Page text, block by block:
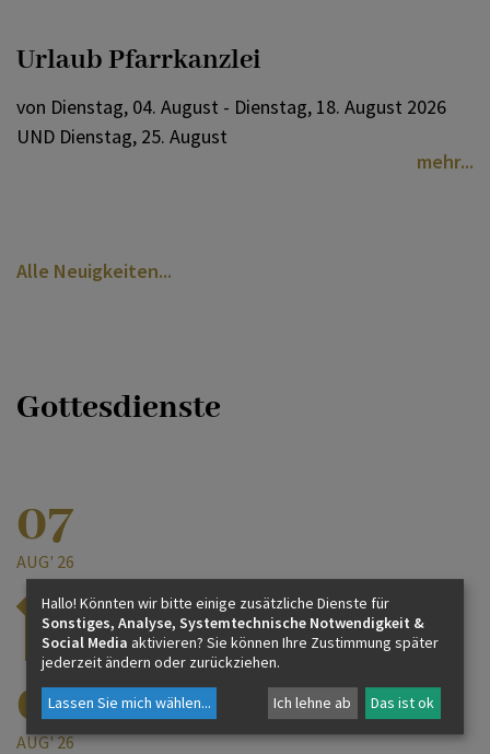
Urlaub Pfarrkanzlei
von Dienstag, 04. August - Dienstag, 18. August 2026
UND Dienstag, 25. August
mehr
Alle Neuigkeiten
Gottesdienste
07
AUG' 26
19:00 Hl. Messe in der Pfarrkirche
08
AUG' 26
Hallo! Könnten wir bitte einige zusätzliche Dienste für
Sonstiges, Analyse, Systemtechnische Notwendigkeit &
Social Media aktivieren? Sie können Ihre Zustimmung später
jederzeit ändern oder zurückziehen.
Lassen Sie mich wählen... Ich lehne ab Das ist ok